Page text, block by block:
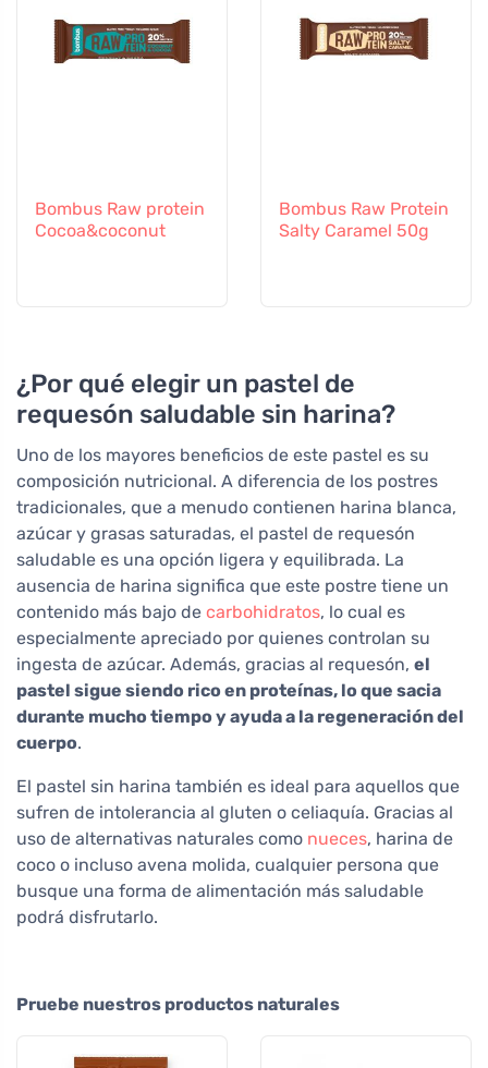
Bombus Raw protein
Cocoa&coconut
Bombus Raw Protein
Salty Caramel 50g
¿Por qué elegir un pastel de
requesón saludable sin harina?
Uno de los mayores beneficios de este pastel es su
composición nutricional. A diferencia de los postres
tradicionales, que a menudo contienen harina blanca,
azúcar y grasas saturadas, el pastel de requesón
saludable es una opción ligera y equilibrada. La
ausencia de harina significa que este postre tiene un
contenido más bajo de carbohidratos, lo cual es
especialmente apreciado por quienes controlan su
ingesta de azúcar. Además, gracias al requesón, el
pastel sigue siendo rico en proteínas, lo que sacia
durante mucho tiempo y ayuda a la regeneración del
cuerpo.
El pastel sin harina también es ideal para aquellos que
sufren de intolerancia al gluten o celiaquía. Gracias al
uso de alternativas naturales como nueces, harina de
coco o incluso avena molida, cualquier persona que
busque una forma de alimentación más saludable
podrá disfrutarlo.
Pruebe nuestros productos naturales